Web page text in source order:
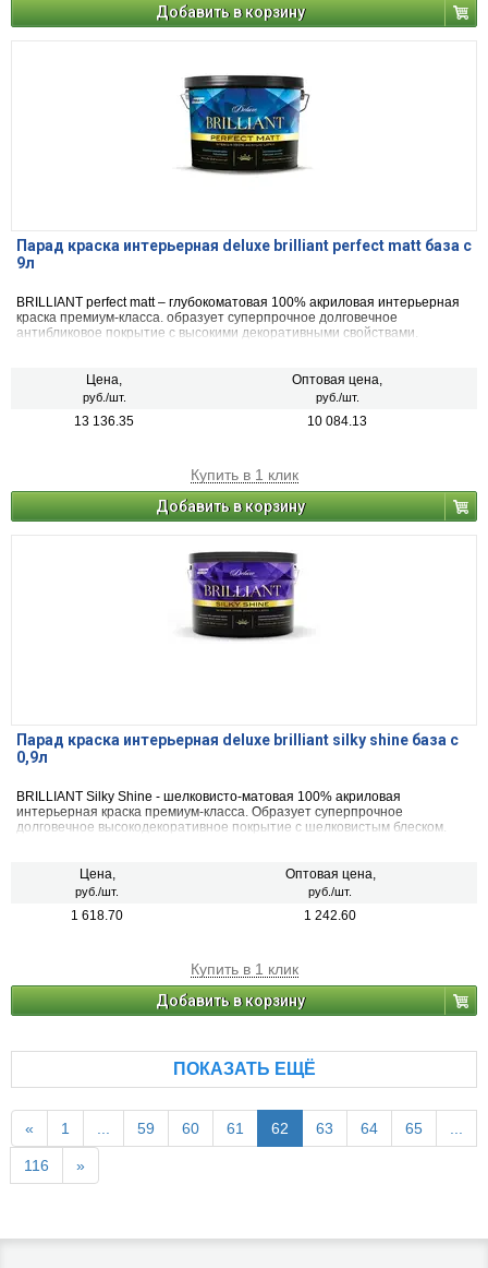
Добавить в корзину
Парад краска интерьерная deluxe brilliant perfect matt база с
9л
BRILLIANT perfect matt – глубокоматовая 100% акриловая интерьерная
краска премиум-класса. образует суперпрочное долговечное
антибликовое покрытие с высокими декоративными свойствами.
Цена,
руб./шт.
Оптовая цена,
руб./шт.
13 136.35 10 084.13
Купить в 1 клик
Добавить в корзину
Парад краска интерьерная deluxe brilliant silky shine база c
0,9л
BRILLIANT Silky Shine - шелковисто-матовая 100% акриловая
интерьерная краска премиум-класса. Образует суперпрочное
долговечное высокодекоративное покрытие с шелковистым блеском.
Цена,
руб./шт.
Оптовая цена,
руб./шт.
1 618.70 1 242.60
Купить в 1 клик
Добавить в корзину
ПОКАЗАТЬ ЕЩЁ
« 1 ... 59 60 61 62 63 64 65 ...
116 »